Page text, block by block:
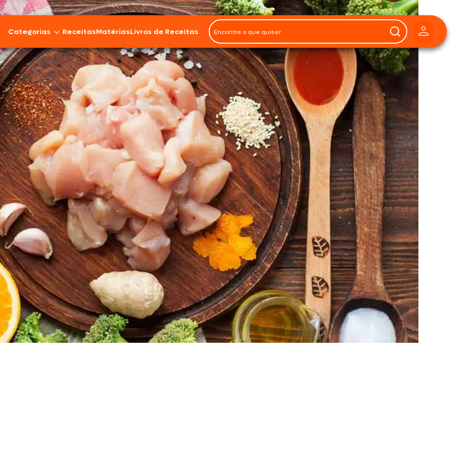
Categorias
Bovinos
Cordeiro
Carnes Suínas
Aves
Frios e Embutidos
Peixes e Frutos do Mar
100% Vegetal
Doces, Bolos e Sobremesas
Pães e Massas
Bebidas
Entrevistas
ReceitasMatériasLivros de Receitas